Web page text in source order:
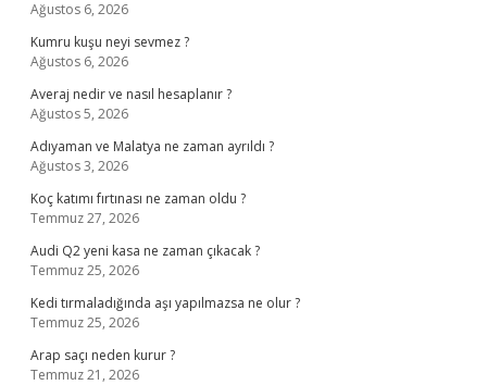
Ağustos 6, 2026
Kumru kuşu neyi sevmez ?
Ağustos 6, 2026
Averaj nedir ve nasıl hesaplanır ?
Ağustos 5, 2026
Adıyaman ve Malatya ne zaman ayrıldı ?
Ağustos 3, 2026
Koç katımı fırtınası ne zaman oldu ?
Temmuz 27, 2026
Audi Q2 yeni kasa ne zaman çıkacak ?
Temmuz 25, 2026
Kedi tırmaladığında aşı yapılmazsa ne olur ?
Temmuz 25, 2026
Arap saçı neden kurur ?
Temmuz 21, 2026